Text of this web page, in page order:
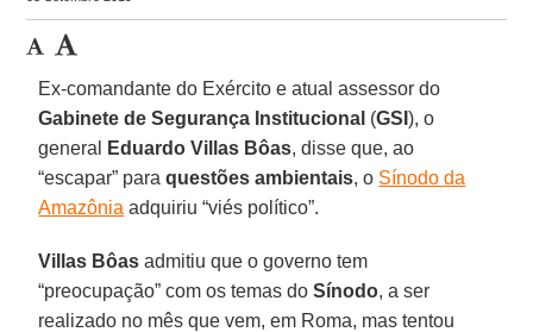
Ex-comandante do Exército e atual assessor do
Gabinete de Segurança Institucional (GSI), o
general
Eduardo Villas Bôas, disse que, ao
“escapar” paraquestões ambientais, o Sínodo da
Amazônia adquiriu “viés político”.
Villas Bôas admitiu que o governo tem
“preocupação” com os temas doSínodo, a ser
realizado no mês que vem, em Roma, mas tentou